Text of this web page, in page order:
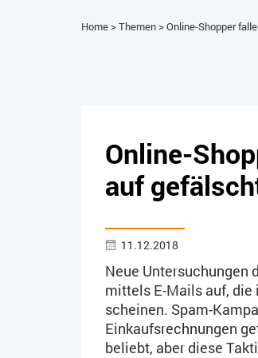
Home>Themen>Online-Shopper
Online-
auf
11.12.2018
Neue Untersuchungen
mittels E-Mails auf, die
scheinen. Spam-
Einkaufsrechnungen
beliebt, aber diese